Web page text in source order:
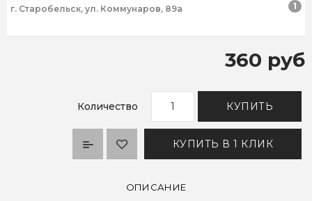
г. Старобельск, ул. Коммунаров, 89а 1
360 руб
Количество КУПИТЬ
КУПИТЬ В 1 КЛИК
ОПИСАНИЕ